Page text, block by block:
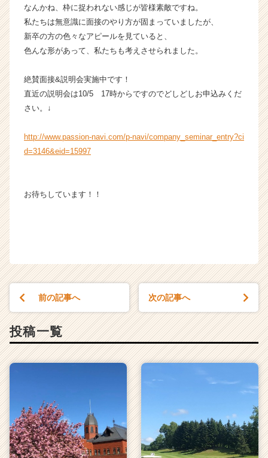
企
業
か
ら
ウ
ト
く
ト
（C
e
a
なんかね、枠に捉われない感じが皆様素敵ですね。
私たちは無意識に面接のやり方が固まっていましたが、
新卒の方の色々なアピールを見ていると、
色んな形があって、私たちも考えさせられました。
絶賛面接&説明会実施中です！
直近の説明会は10/5 17時からですのでどしどしお申込みくだ
さい。↓
http://www.passion-navi.com/p-navi/company_seminar_entry?ci
d=3146&eid=15997
お待ちしています！！
前の記事へ 次の記事へ
投稿一覧